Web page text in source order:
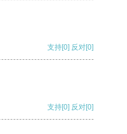
支持[0] 反对[0]
支持[0] 反对[0]